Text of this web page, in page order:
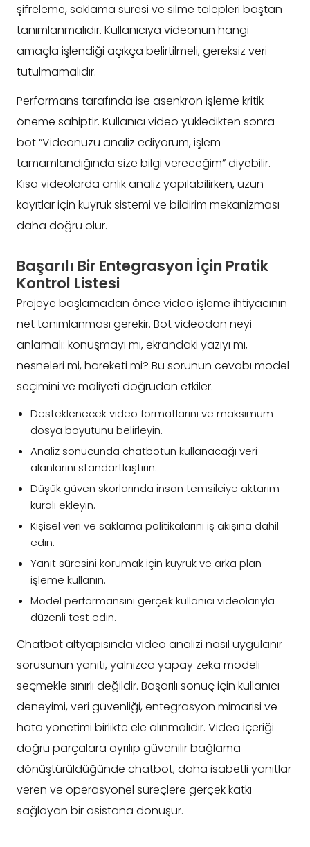
şifreleme, saklama süresi ve silme talepleri baştan
tanımlanmalıdır. Kullanıcıya videonun hangi
amaçla işlendiği açıkça belirtilmeli, gereksiz veri
tutulmamalıdır.
Performans tarafında ise asenkron işleme kritik
öneme sahiptir. Kullanıcı video yükledikten sonra
bot “Videonuzu analiz ediyorum, işlem
tamamlandığında size bilgi vereceğim” diyebilir.
Kısa videolarda anlık analiz yapılabilirken, uzun
kayıtlar için kuyruk sistemi ve bildirim mekanizması
daha doğru olur.
Başarılı Bir Entegrasyon İçin Pratik
Kontrol Listesi
Projeye başlamadan önce video işleme ihtiyacının
net tanımlanması gerekir. Bot videodan neyi
anlamalı: konuşmayı mı, ekrandaki yazıyı mı,
nesneleri mi, hareketi mi? Bu sorunun cevabı model
seçimini ve maliyeti doğrudan etkiler.
Desteklenecek video formatlarını ve maksimum
dosya boyutunu belirleyin.
Analiz sonucunda chatbotun kullanacağı veri
alanlarını standartlaştırın.
Düşük güven skorlarında insan temsilciye aktarım
kuralı ekleyin.
Kişisel veri ve saklama politikalarını iş akışına dahil
edin.
Yanıt süresini korumak için kuyruk ve arka plan
işleme kullanın.
Model performansını gerçek kullanıcı videolarıyla
düzenli test edin.
Chatbot altyapısında video analizi nasıl uygulanır
sorusunun yanıtı, yalnızca yapay zeka modeli
seçmekle sınırlı değildir. Başarılı sonuç için kullanıcı
deneyimi, veri güvenliği, entegrasyon mimarisi ve
hata yönetimi birlikte ele alınmalıdır. Video içeriği
doğru parçalara ayrılıp güvenilir bağlama
dönüştürüldüğünde chatbot, daha isabetli yanıtlar
veren ve operasyonel süreçlere gerçek katkı
sağlayan bir asistana dönüşür.